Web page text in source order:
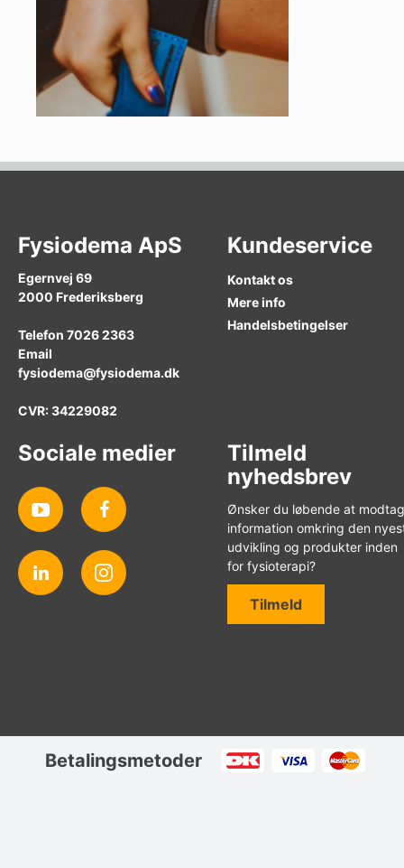
Fysiodema ApS
Egernvej 69
2000 Frederiksberg
Telefon 7026 2363
Email
fysiodema@fysiodema.dk
CVR: 34229082
Kundeservice
Kontakt os
Mere info
Handelsbetingelser
Sociale medier
Tilmeld
nyhedsbrev
Ønsker du løbende at
information omkring den
udvikling og produkter inden
for fysioterapi?
Tilmeld
Betalingsmetoder